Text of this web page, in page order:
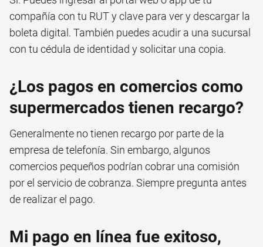
compañía con tu RUT y clave para ver y descargar la
boleta digital. También puedes acudir a una sucursal
con tu cédula de identidad y solicitar una copia.
¿Los pagos en comercios como
supermercados tienen recargo?
Generalmente no tienen recargo por parte de la
empresa de telefonía. Sin embargo, algunos
comercios pequeños podrían cobrar una comisión
por el servicio de cobranza. Siempre pregunta antes
de realizar el pago.
Mi pago en línea fue exitoso,